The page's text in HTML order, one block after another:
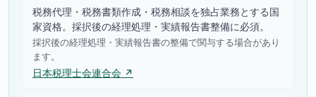
税務代理・税務書類作成・税務相談を独占業務とする国
家資格。採択後の経理処理・実績報告書整備に必須。
採択後の経理処理・実績報告書の整備で関与する場合があり
ます。
日本税理士会連合会 ↗